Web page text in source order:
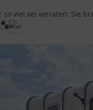
so viel sei verraten: Sie